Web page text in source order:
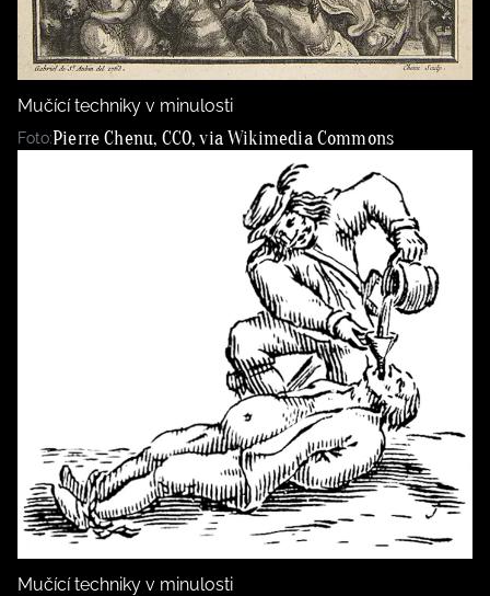
Mučící techniky v minulosti
Foto:Pierre Chenu, CC0, via Wikimedia Commons
Mučící techniky v minulosti